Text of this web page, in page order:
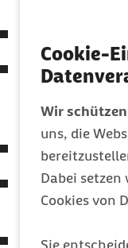
Cookie-
Wir
uns, die
Dabei setzen
Cookies von
Sie
Fälschung
Rezeptbetrug,
mehrere
Erschleichen
Krankengeld,
Abrechnen